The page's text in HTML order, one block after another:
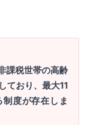
課税世帯の高齢
ており、最大11
度が存在しま